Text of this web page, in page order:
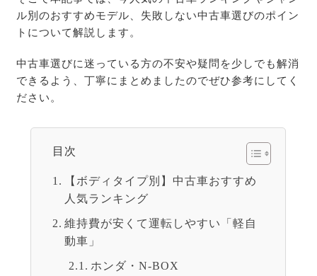
ル別のおすすめモデル、失敗しない中古車選びのポイン
トについて解説します。
中古車選びに迷っている方の不安や疑問を少しでも解消
できるよう、丁寧にまとめましたのでぜひ参考にしてく
ださい。
目次
【ボディタイプ別】中古車おすすめ
人気ランキング
維持費が安くて運転しやすい「軽自
動車」
ホンダ・N-BOX